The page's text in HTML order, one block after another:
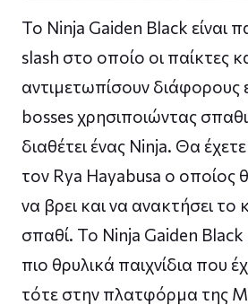
Το Ninja Gaiden Black είναι
slash στο οποίο οι παίκτες
αντιμετωπίσουν διάφορους
bosses χρησιποιώντας
διαθέτει ένας Ninja. Θα
τον Rya Hayabusa ο οποίος
να βρει και να ανακτήσει το
σπαθί. Το Ninja Gaiden Black
πιο θρυλικά παιχνίδια που
τότε στην πλατφόρμα της